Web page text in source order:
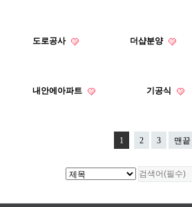
도로공사 더샵분양
내안에아파트 기공식
1 2 3 맨끝